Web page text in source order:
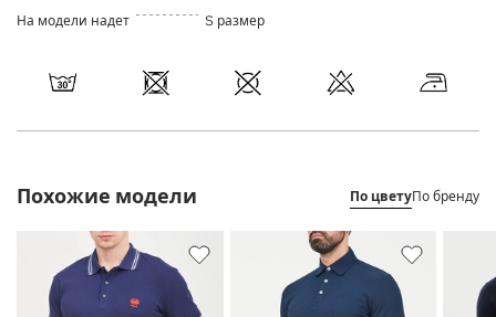
На модели надет
S размер
Похожие модели По цветуПо бренду